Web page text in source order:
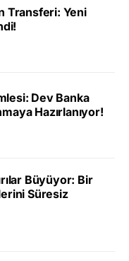
Transferi: Yeni
Dev Banka
Hazırlanıyor!
Büyüyor: Bir
Süresiz